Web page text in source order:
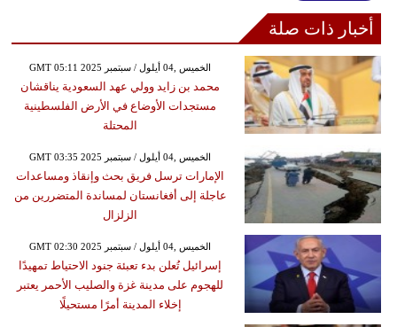
أخبار ذات صلة
GMT 05:11 2025 الخميس ,04 أيلول / سبتمبر
محمد بن زايد وولي عهد السعودية يناقشان
مستجدات الأوضاع في الأرض الفلسطينية
المحتلة
GMT 03:35 2025 الخميس ,04 أيلول / سبتمبر
الإمارات ترسل فريق بحث وإنقاذ ومساعدات
عاجلة إلى أفغانستان لمساندة المتضررين من
الزلزال
GMT 02:30 2025 الخميس ,04 أيلول / سبتمبر
إسرائيل تُعلن بدء تعبئة جنود الاحتياط تمهيدًا
للهجوم على مدينة غزة والصليب الأحمر يعتبر
إخلاء المدينة أمرًا مستحيلًا